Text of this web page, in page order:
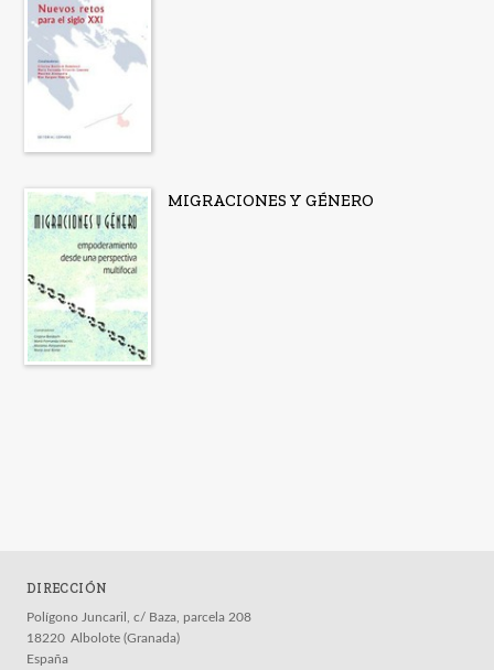
MIGRACIONES Y GÉNERO
DIRECCIÓN
Polígono Juncaril, c/ Baza, parcela 208
18220 Albolote (Granada)
España